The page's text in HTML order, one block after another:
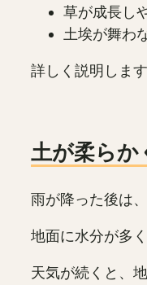
草が成長し
土埃が舞わ
詳しく説明します
土が柔らか
雨が降った後は
地面に水分が多
天気が続くと、